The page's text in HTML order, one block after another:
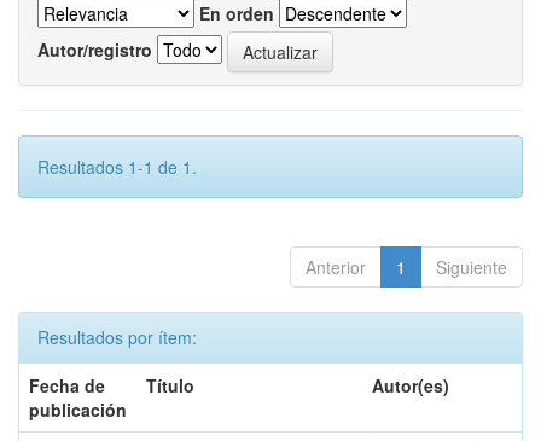
En orden
Autor/registro
Resultados 1-1 de 1.
Anterior 1 Siguiente
Resultados por ítem:
Fecha de
publicación
Título Autor(es)